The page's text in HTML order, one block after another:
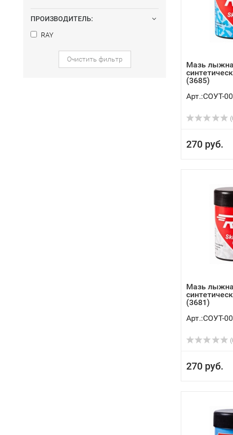
ПРОИЗВОДИТЕЛЬ:
RAY
Очистить фильтр
Мазь
(3685)
Арт.:СОУТ-
270 руб.
Мазь
(3681)
Арт.:СОУТ-
270 руб.